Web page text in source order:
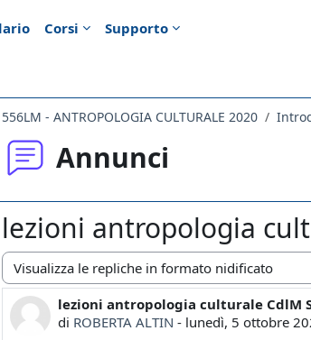
Corsi Supporto
556LM - ANTROPOLOGIA CULTURALE 2020
Annunci
lezioni antropologia
Modalità visualizzazione
lezioni antropologia culturale CdlM
di ROBERTA ALTIN - lunedì, 5 ottobre
Numero di risposte: 0